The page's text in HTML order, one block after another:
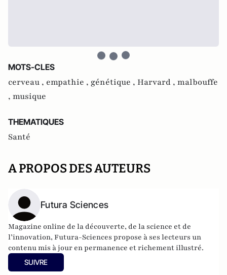
MOTS-CLES
cerveau , empathie , génétique , Harvard , malbouffe
, musique
THEMATIQUES
Santé
A PROPOS DES AUTEURS
Futura Sciences
Magazine online de la découverte, de la science et de
l’innovation, Futura-Sciences propose à ses lecteurs un
contenu mis à jour en permanence et richement illustré.
SUIVRE